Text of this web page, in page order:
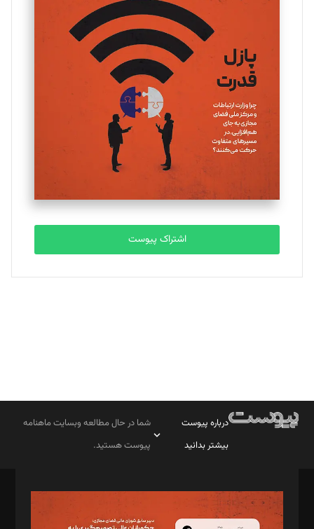
یسنا امان‌پور
تحریریه
ملینا جعفری
تحریریه
مصطفی مسجدی آرانی
تحریریه
بابک نقاش
تحریریه
اشتراک پیوست
درباره پیوست
بیشتر بدانید
شما در حال مطالعه وبسایت ماهنامه
پیوست هستید.
مدیر مسئول: محمدباقر اثنی‌عشری
سردبیر: مهرک محمودی